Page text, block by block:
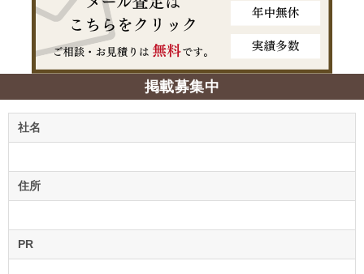
掲載募集中
社名
住所
PR